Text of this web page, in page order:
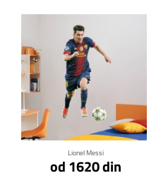
Lionel Messi
od 1620 din
Klikni za detalje